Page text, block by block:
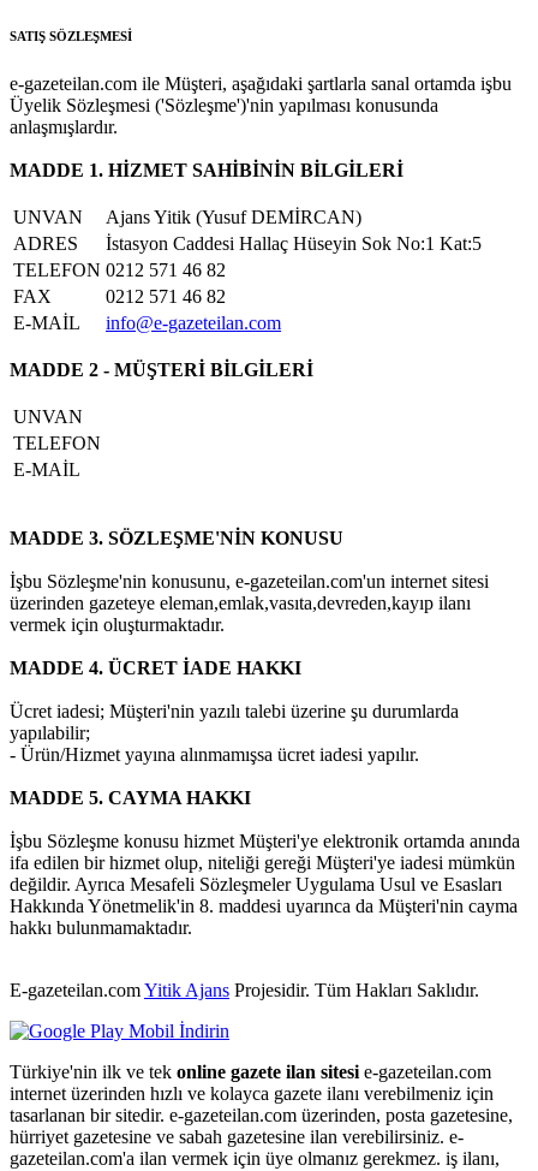
SATIŞ SÖZLEŞMESİ
e-gazeteilan.com ile Müşteri, aşağıdaki şartlarla sanal ortamda işbu
Üyelik Sözleşmesi ('Sözleşme')'nin yapılması konusunda
anlaşmışlardır.
MADDE 1. HİZMET SAHİBİNİN BİLGİLERİ
UNVAN
Ajans Yitik (Yusuf DEMİRCAN)
ADRES
İstasyon Caddesi Hallaç Hüseyin Sok No:1 Kat:5
TELEFON 0212 571 46 82
FAX
0212 571 46 82
E-MAİL
info@e-gazeteilan.com
MADDE 2 - MÜŞTERİ BİLGİLERİ
UNVAN
TELEFON
E-MAİL
MADDE 3. SÖZLEŞME'NİN KONUSU
İşbu Sözleşme'nin konusunu, e-gazeteilan.com'un internet sitesi
üzerinden gazeteye eleman,emlak,vasıta,devreden,kayıp ilanı
vermek için oluşturmaktadır.
MADDE 4. ÜCRET İADE HAKKI
Ücret iadesi; Müşteri'nin yazılı talebi üzerine şu durumlarda
yapılabilir;
- Ürün/Hizmet yayına alınmamışsa ücret iadesi yapılır.
MADDE 5. CAYMA HAKKI
İşbu Sözleşme konusu hizmet Müşteri'ye elektronik ortamda anında
ifa edilen bir hizmet olup, niteliği gereği Müşteri'ye iadesi mümkün
değildir. Ayrıca Mesafeli Sözleşmeler Uygulama Usul ve Esasları
Hakkında Yönetmelik'in 8. maddesi uyarınca da Müşteri'nin cayma
hakkı bulunmamaktadır.
E-gazeteilan.comYitik Ajans Projesidir. Tüm Hakları Saklıdır.
Türkiye'nin ilk ve tek online gazete ilan sitesi e-gazeteilan.com
internet üzerinden hızlı ve kolayca gazete ilanı verebilmeniz için
tasarlanan bir sitedir. e-gazeteilan.com üzerinden, posta gazetesine,
hürriyet gazetesine ve sabah gazetesine ilan verebilirsiniz. e-
gazeteilan.com'a ilan vermek için üye olmanız gerekmez. iş ilanı,